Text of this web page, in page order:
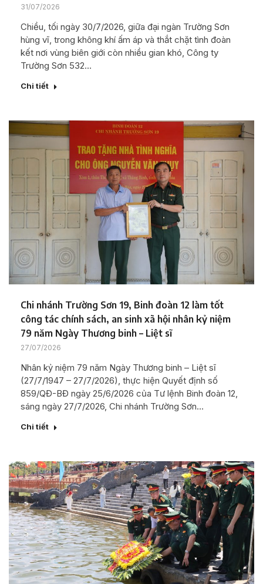
31/07/2026
Chiều, tối ngày 30/7/2026, giữa đại ngàn Trường Sơn
hùng vĩ, trong không khí ấm áp và thắt chặt tình đoàn
kết nơi vùng biên giới còn nhiều gian khó, Công ty
Trường Sơn 532…
Chi tiết
Chi nhánh Trường Sơn 19, Binh đoàn 12 làm tốt
công tác chính sách, an sinh xã hội nhân kỷ niệm
79 năm Ngày Thương binh – Liệt sĩ
27/07/2026
Nhân kỷ niệm 79 năm Ngày Thương binh – Liệt sĩ
(27/7/1947 – 27/7/2026), thực hiện Quyết định số
859/QĐ-BĐ ngày 25/6/2026 của Tư lệnh Binh đoàn 12,
sáng ngày 27/7/2026, Chi nhánh Trường Sơn…
Chi tiết